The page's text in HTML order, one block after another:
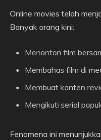
Online movies telah
Banyak orang kini:
Menonton film
Membahas film di
Membuat konten
Mengikuti serial
Fenomena ini